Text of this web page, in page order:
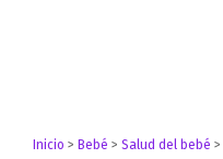
Inicio > Bebé >Salud del bebé >